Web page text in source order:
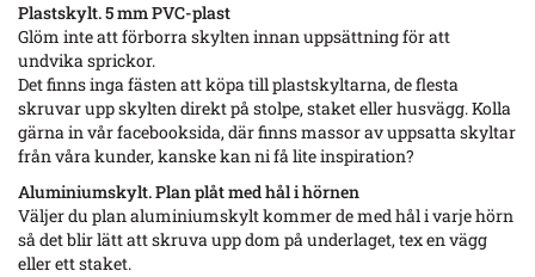
Plastskylt. 5 mm PVC-plast
Glöm inte att förborra skylten innan uppsättning för att
undvika sprickor.
Det finns inga fästen att köpa till plastskyltarna, de flesta
skruvar upp skylten direkt på stolpe, staket eller husvägg. Kolla
gärna in vår facebooksida, där finns massor av uppsatta skyltar
från våra kunder, kanske kan ni få lite inspiration?
Aluminiumskylt. Plan plåt med hål i hörnen
Väljer du plan aluminiumskylt kommer de med hål i varje hörn
så det blir lätt att skruva upp dom på underlaget, tex en vägg
eller ett staket.